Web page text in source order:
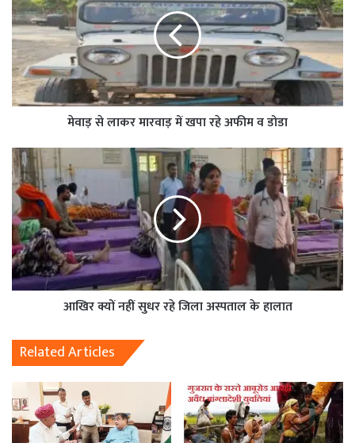
मेवाड़ से लाकर मारवाड़ में खपा रहे अफीम व डोडा
आखिर क्यों नहीं सुधर रहे जिला अस्पताल के हालात
Related Articles